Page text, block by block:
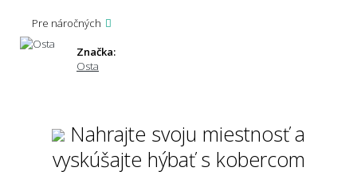
Pre náročných
Značka:
Osta
Nahrajte svoju miestnosť a
vyskúšajte hýbať s kobercom